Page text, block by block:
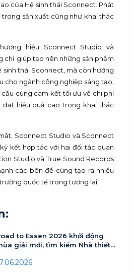
của Hệ sinh thái Sconnect. Phát
trong sản xuất cũng như khai thác
hiệu Sconnect Studio và
chỉ giúp tạo nên những sản phẩm
sinh thái Sconnect, mà còn hướng
cho ngành công nghiệp sáng tạo,
cùng cam kết tối ưu về chi phí
đạt hiệu quả cao trong khai thác
Sconnect Studio và Sconnect
kết hợp tác với hai đối tác quan
Studio và True Sound Records
các bên để cùng tạo ra nhiều
quốc tế trong tương lai.
to Essen 2026 khởi động
giải mới, tìm kiếm Nhà thiết